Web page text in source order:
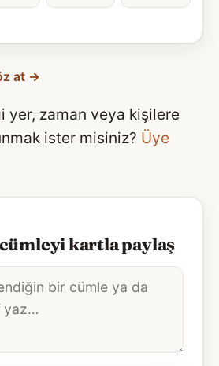
at →
yer, zaman veya kişilere
ister misiniz? Üye
kartla paylaş